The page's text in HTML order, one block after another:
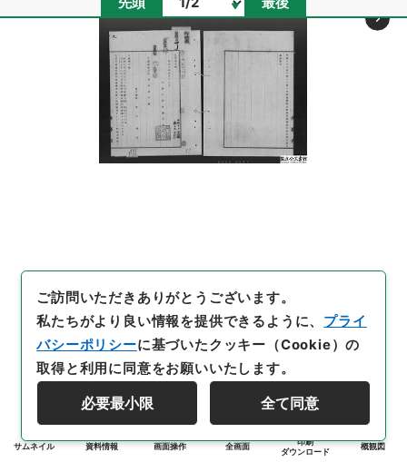
サムネイル 資料情報 画面操作 全画面
印刷
ダウンロード
概観図
ご訪問いただきありがとうございます。
私たちがより良い情報を提供できるように、 プライ
バシーポリシーに基づいたクッキー（Cookie）の
取得と利用に同意をお願いいたします。
必要最小限 全て同意